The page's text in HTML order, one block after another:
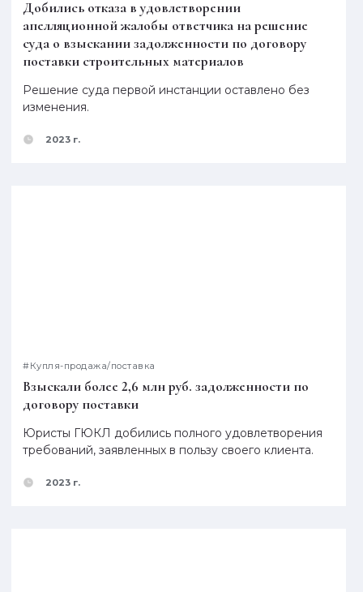
Добились отказа в удовлетворении
апелляционной жалобы ответчика на решение
суда о взыскании задолженности по договору
поставки строительных материалов
Решение суда первой инстанции оставлено без
изменения.
2023 г.
#Купля-продажа/поставка
Взыскали более 2,6 млн руб. задолженности по
договору поставки
Юристы ГЮКЛ добились полного удовлетворения
требований, заявленных в пользу своего клиента.
2023 г.